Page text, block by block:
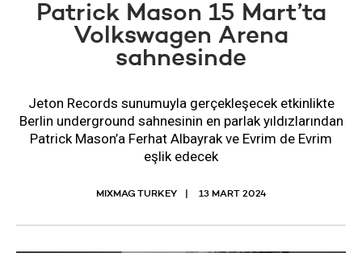
Patrick Mason 15 Mart’ta
Volkswagen Arena
sahnesinde
Jeton Records sunumuyla gerçekleşecek etkinlikte
Berlin underground sahnesinin en parlak yıldızlarından
Patrick Mason’a Ferhat Albayrak ve Evrim de Evrim
eşlik edecek
MIXMAG TURKEY 13 MART 2024